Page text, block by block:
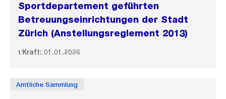
Sportdepartement geführten
Betreuungseinrichtungen der Stadt
Zürich (Anstellungsreglement 2013)
In Kraft: 01.01.2026
Amtliche Sammlung